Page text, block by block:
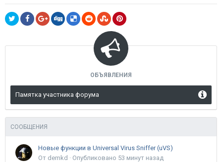
ОБЪЯВЛЕНИЯ
Памятка участника форума
СООБЩЕНИЯ
Новые функции в Universal Virus Sniffer (uVS)
От demkd · Опубликовано 53 минут назад